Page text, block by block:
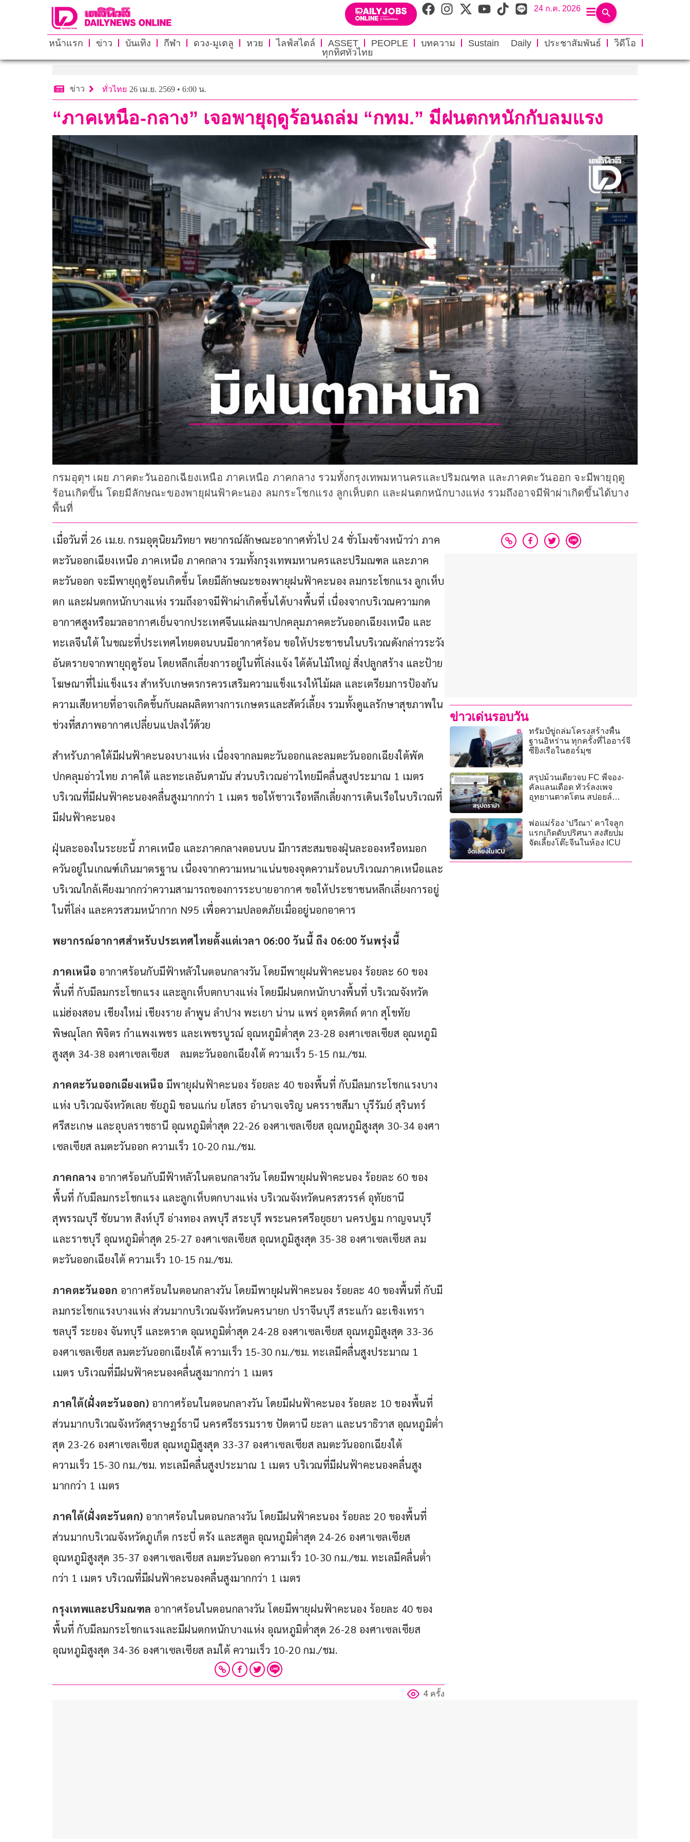
24 ก.ค. 2026
หน้าแรก ข่าว บันเทิง กีฬา ดวง-มูเตลู หวย ไลฟ์สไตล์ ASSET PEOPLE บทความ Sustain Daily ประชาสัมพันธ์
วิดีโอ
ทุกทิศทั่วไทย
ข่าว ทั่วไทย 26 เม.ย. 2569 • 6:00 น.
“ภาคเหนือ-กลาง” เจอพายุฤดูร้อนถล่ม “กทม.” มีฝนตกหนักกับลมแรง
กรมอุตุฯ เผย ภาคตะวันออกเฉียงเหนือ ภาคเหนือ ภาคกลาง รวมทั้งกรุงเทพมหานครและปริมณฑล และภาคตะวันออก จะมีพายุฤดู
ร้อนเกิดขึ้น โดยมีลักษณะของพายุฝนฟ้าคะนอง ลมกระโชกแรง ลูกเห็บตก และฝนตกหนักบางแห่ง รวมถึงอาจมีฟ้าผ่าเกิดขึ้นได้บาง
พื้นที่
เมื่อวันที่ 26 เม.ย. กรมอุตุนิยมวิทยา พยากรณ์ลักษณะอากาศทั่วไป 24 ชั่วโมงข้างหน้าว่า ภาค
ตะวันออกเฉียงเหนือ ภาคเหนือ ภาคกลาง รวมทั้งกรุงเทพมหานครและปริมณฑล และภาค
ตะวันออก จะมีพายุฤดูร้อนเกิดขึ้น โดยมีลักษณะของพายุฝนฟ้าคะนอง ลมกระโชกแรง ลูกเห็บ
ตก และฝนตกหนักบางแห่ง รวมถึงอาจมีฟ้าผ่าเกิดขึ้นได้บางพื้นที่ เนื่องจากบริเวณความกด
อากาศสูงหรือมวลอากาศเย็นจากประเทศจีนแผ่ลงมาปกคลุมภาคตะวันออกเฉียงเหนือ และ
ทะเลจีนใต้ ในขณะที่ประเทศไทยตอนบนมีอากาศร้อน ขอให้ประชาชนในบริเวณดังกล่าวระวัง
อันตรายจากพายุฤดูร้อน โดยหลีกเลี่ยงการอยู่ในที่โล่งแจ้ง ใต้ต้นไม้ใหญ่ สิ่งปลูกสร้าง และป้าย
โฆษณาที่ไม่แข็งแรง สำหรับเกษตรกรควรเสริมความแข็งแรงให้ไม้ผล และเตรียมการป้องกัน
ความเสียหายที่อาจเกิดขึ้นกับผลผลิตทางการเกษตรและสัตว์เลี้ยง รวมทั้งดูแลรักษาสุขภาพใน
ช่วงที่สภาพอากาศเปลี่ยนแปลงไว้ด้วย
สำหรับภาคใต้มีฝนฟ้าคะนองบางแห่ง เนื่องจากลมตะวันออกและลมตะวันออกเฉียงใต้พัด
ปกคลุมอ่าวไทย ภาคใต้ และทะเลอันดามัน ส่วนบริเวณอ่าวไทยมีคลื่นสูงประมาณ 1 เมตร
บริเวณที่มีฝนฟ้าคะนองคลื่นสูงมากกว่า 1 เมตร ขอให้ชาวเรือหลีกเลี่ยงการเดินเรือในบริเวณที่
มีฝนฟ้าคะนอง
ฝุ่นละอองในระยะนี้ ภาคเหนือ และภาคกลางตอนบน มีการสะสมของฝุ่นละอองหรือหมอก
ควันอยู่ในเกณฑ์เกินมาตรฐาน เนื่องจากความหนาแน่นของจุดความร้อนบริเวณภาคเหนือและ
บริเวณใกล้เคียงมากกว่าความสามารถของการระบายอากาศ ขอให้ประชาชนหลีกเลี่ยงการอยู่
ในที่โล่ง และควรสวมหน้ากาก N95 เพื่อความปลอดภัยเมื่ออยู่นอกอาคาร
พยากรณ์อากาศสำหรับประเทศไทยตั้งแต่เวลา 06:00 วันนี้ ถึง 06:00 วันพรุ่งนี้
ภาคเหนือ อากาศร้อนกับมีฟ้าหลัวในตอนกลางวัน โดยมีพายุฝนฟ้าคะนอง ร้อยละ 60 ของ
พื้นที่ กับมีลมกระโชกแรง และลูกเห็บตกบางแห่ง โดยมีฝนตกหนักบางพื้นที่ บริเวณจังหวัด
แม่ฮ่องสอน เชียงใหม่ เชียงราย ลำพูน ลำปาง พะเยา น่าน แพร่ อุตรดิตถ์ ตาก สุโขทัย
พิษณุโลก พิจิตร กำแพงเพชร และเพชรบูรณ์ อุณหภูมิต่ำสุด 23-28 องศาเซลเซียส อุณหภูมิ
สูงสุด 34-38 องศาเซลเซียส ลมตะวันออกเฉียงใต้ ความเร็ว 5-15 กม./ชม.
ภาคตะวันออกเฉียงเหนือ มีพายุฝนฟ้าคะนอง ร้อยละ 40 ของพื้นที่ กับมีลมกระโชกแรงบาง
แห่ง บริเวณจังหวัดเลย ชัยภูมิ ขอนแก่น ยโสธร อำนาจเจริญ นครราชสีมา บุรีรัมย์ สุรินทร์
ศรีสะเกษ และอุบลราชธานี อุณหภูมิต่ำสุด 22-26 องศาเซลเซียส อุณหภูมิสูงสุด 30-34 องศา
เซลเซียส ลมตะวันออก ความเร็ว 10-20 กม./ชม.
ภาคกลาง อากาศร้อนกับมีฟ้าหลัวในตอนกลางวัน โดยมีพายุฝนฟ้าคะนอง ร้อยละ 60 ของ
พื้นที่ กับมีลมกระโชกแรง และลูกเห็บตกบางแห่ง บริเวณจังหวัดนครสวรรค์ อุทัยธานี
สุพรรณบุรี ชัยนาท สิงห์บุรี อ่างทอง ลพบุรี สระบุรี พระนครศรีอยุธยา นครปฐม กาญจนบุรี
และราชบุรี อุณหภูมิต่ำสุด 25-27 องศาเซลเซียส อุณหภูมิสูงสุด 35-38 องศาเซลเซียส ลม
ตะวันออกเฉียงใต้ ความเร็ว 10-15 กม./ชม.
ภาคตะวันออก อากาศร้อนในตอนกลางวัน โดยมีพายุฝนฟ้าคะนอง ร้อยละ 40 ของพื้นที่ กับมี
ลมกระโชกแรงบางแห่ง ส่วนมากบริเวณจังหวัดนครนายก ปราจีนบุรี สระแก้ว ฉะเชิงเทรา
ชลบุรี ระยอง จันทบุรี และตราด อุณหภูมิต่ำสุด 24-28 องศาเซลเซียส อุณหภูมิสูงสุด 33-36
องศาเซลเซียส ลมตะวันออกเฉียงใต้ ความเร็ว 15-30 กม./ชม. ทะเลมีคลื่นสูงประมาณ 1
เมตร บริเวณที่มีฝนฟ้าคะนองคลื่นสูงมากกว่า 1 เมตร
ภาคใต้(ฝั่งตะวันออก) อากาศร้อนในตอนกลางวัน โดยมีฝนฟ้าคะนอง ร้อยละ 10 ของพื้นที่
ส่วนมากบริเวณจังหวัดสุราษฎร์ธานี นครศรีธรรมราช ปัตตานี ยะลา และนราธิวาส อุณหภูมิต่ำ
สุด 23-26 องศาเซลเซียส อุณหภูมิสูงสุด 33-37 องศาเซลเซียส ลมตะวันออกเฉียงใต้
ความเร็ว 15-30 กม./ชม. ทะเลมีคลื่นสูงประมาณ 1 เมตร บริเวณที่มีฝนฟ้าคะนองคลื่นสูง
มากกว่า 1 เมตร
ภาคใต้(ฝั่งตะวันตก) อากาศร้อนในตอนกลางวัน โดยมีฝนฟ้าคะนอง ร้อยละ 20 ของพื้นที่
ส่วนมากบริเวณจังหวัดภูเก็ต กระบี่ ตรัง และสตูล อุณหภูมิต่ำสุด 24-26 องศาเซลเซียส
อุณหภูมิสูงสุด 35-37 องศาเซลเซียส ลมตะวันออก ความเร็ว 10-30 กม./ชม. ทะเลมีคลื่นต่ำ
กว่า 1 เมตร บริเวณที่มีฝนฟ้าคะนองคลื่นสูงมากกว่า 1 เมตร
กรุงเทพและปริมณฑล อากาศร้อนในตอนกลางวัน โดยมีพายุฝนฟ้าคะนอง ร้อยละ 40 ของ
พื้นที่ กับมีลมกระโชกแรงและมีฝนตกหนักบางแห่ง อุณหภูมิต่ำสุด 26-28 องศาเซลเซียส
อุณหภูมิสูงสุด 34-36 องศาเซลเซียส ลมใต้ ความเร็ว 10-20 กม./ชม.
4 ครั้ง
ข่าวเด่นรอบวัน
ทรัมป์ขู่ถล่มโครงสร้างพื้น
ฐานอิหร่าน ทุกครั้งที่ไออาร์จี
ซียิงเรือในฮอร์มุซ
สรุปม้วนเดียวจบ FC พี่จอง-
คัลแลนเดือด ทัวร์ลงเพจ
อุทยานตาดโตน สปอยล์
พ่อแม่ร้อง ‘ปวีณา’ คาใจลูก
แรกเกิดดับปริศนา สงสัยปม
จัดเลี้ยงโต๊ะจีนในห้อง ICU